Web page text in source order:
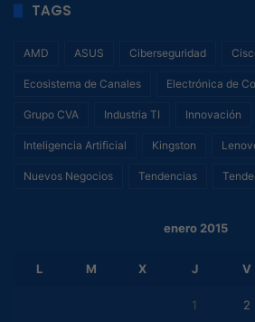
TAGS
AMD ASUS Ciberseguridad
Ecosistema de Canales Electrónica de
Grupo CVA Industria TI Innovación
Inteligencia Artificial Kingston
Nuevos Negocios Tendencias
enero 2015
L M X J V
1 2